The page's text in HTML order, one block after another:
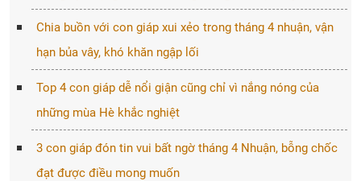
Chia buồn với con giáp xui xẻo trong tháng 4 nhuận, vận
hạn bủa vây, khó khăn ngập lối
Top 4 con giáp dễ nổi giận cũng chỉ vì nắng nóng của
những mùa Hè khắc nghiệt
3 con giáp đón tin vui bất ngờ tháng 4 Nhuận, bỗng chốc
đạt được điều mong muốn